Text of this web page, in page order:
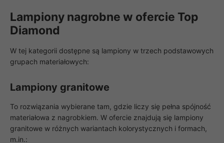
Lampiony nagrobne w ofercie Top
Diamond
W tej kategorii dostępne są lampiony w trzech podstawowych
grupach materiałowych:
Lampiony granitowe
To rozwiązania wybierane tam, gdzie liczy się pełna spójność
materiałowa z nagrobkiem. W ofercie znajdują się lampiony
granitowe w różnych wariantach kolorystycznych i formach,
m.in.: